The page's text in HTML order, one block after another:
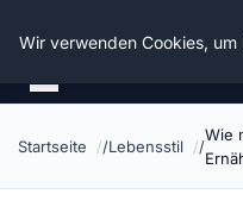
Die Schnitter
Startseite Lebensstil
Wie
Wir verwenden Cookies,